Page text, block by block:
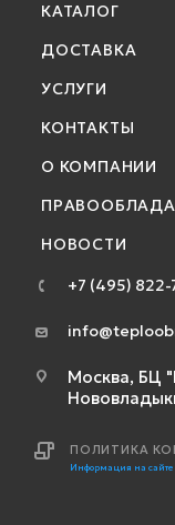
КАТАЛОГ
ДОСТАВКА
УСЛУГИ
КОНТАКТЫ
О КОМПАНИИ
НОВОСТИ
+7 (495)
Москва, БЦ
ПОЛИТИКА
Информация на сайте